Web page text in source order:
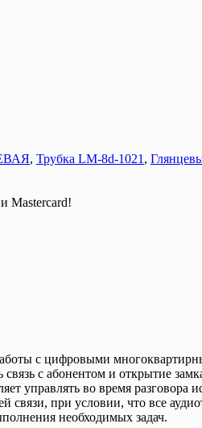
, Трубка LM-8d-1021 ,
Mastercard!
с цифровыми
с абонентом и открытие
управлять во время
связи, при условии, что все
необходимых задач.